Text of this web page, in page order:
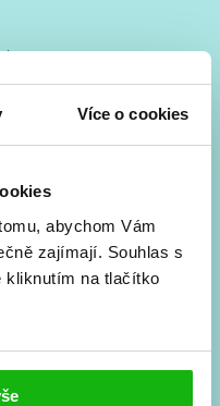
Více o cookies
abychom Vám
zajímají. Souhlas s
kliknutím na tlačítko
měsíc rovnou do mailu!
a další.
osobních údajů